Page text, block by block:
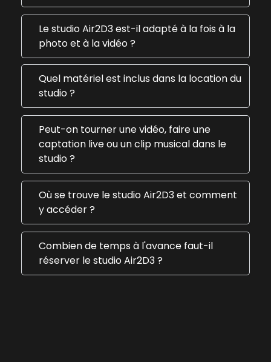
Le studio Air2D3 est-il adapté à la fois à la
photo et à la vidéo ?
Quel matériel est inclus dans la location du
studio ?
Peut-on tourner une vidéo, faire une
captation live ou un clip musical dans le
studio ?
Où se trouve le studio Air2D3 et comment
y accéder ?
Combien de temps à l'avance faut-il
réserver le studio Air2D3 ?